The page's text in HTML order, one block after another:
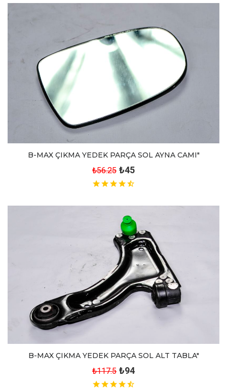
B-MAX ÇIKMA YEDEK PARÇA SOL AYNA CAMI"
₺56.25 ₺45
B-MAX ÇIKMA YEDEK PARÇA SOL ALT TABLA"
₺117.5 ₺94